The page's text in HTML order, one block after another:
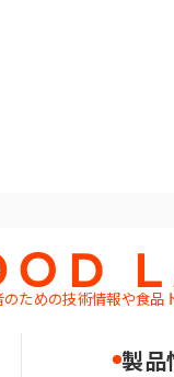
ための技術情報や食品
製品
はどん